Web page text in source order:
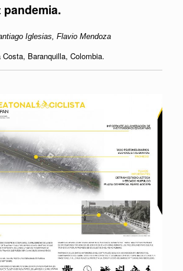
Iglesias, Flavio Mendoza
Baranquilla, Colombia.